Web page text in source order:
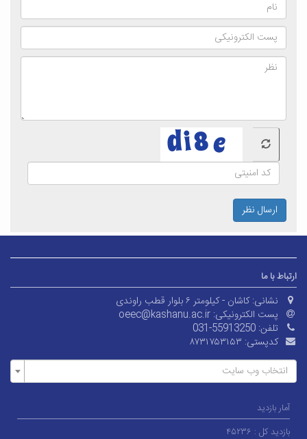
ارسال نظر
ارتباط با ما
نشانی: کاشان - کیلومتر ۶ بلوار قطب راوندی
پست الکترونیکی: oeec@kashanu.ac.ir
تلفن: 031-55913250
کدپستی: ۸۷۳۱۷۵۳۱۵۳
انتخاب وب سایت
آمار بازدید
بازدید کل : ۴۵۲۳۶